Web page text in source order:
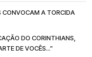
CONVOCAM A TORCIDA
DO CORINTHIANS,
DE VOCÊS...”